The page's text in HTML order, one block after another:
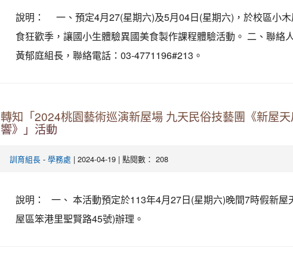
說明： 一、預定4月27(星期六)及5月04日(星期六)，於校區小
食狂歡季，讓國小生體驗異國美食製作課程體驗活動。 二、聯絡
黃郁庭組長，聯絡電話：03-4771196#213。
轉知「2024桃園藝術巡演新屋場 九天民俗技藝團《新屋天
響》」活動
訓育組長 - 學務處 | 2024-04-19 | 點閱數： 208
說明： 一、 本活動預定於113年4月27日(星期六)晚間7時假新屋
屋區笨港里聖賢路45號)辦理。